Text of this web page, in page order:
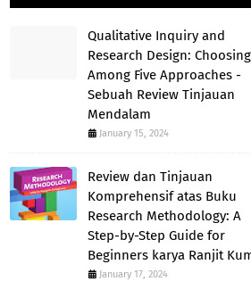
Qualitative Inquiry and
Research Design: Choosing
Among Five Approaches -
Sebuah Review Tinjauan
Mendalam
January 15, 2024
Review dan Tinjauan
Komprehensif atas Buku
Research Methodology: A
Step-by-Step Guide for
Beginners karya Ranjit
January 17, 2024